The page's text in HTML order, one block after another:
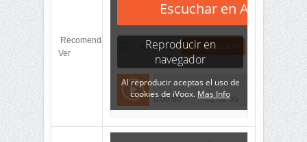
Recomendamos
Ver